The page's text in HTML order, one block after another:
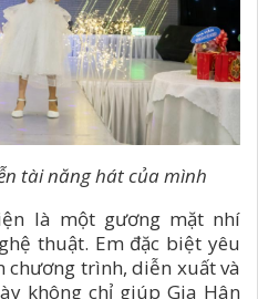
tài năng hát của mình
là một gương mặt nhí
thuật. Em đặc biệt yêu
chương trình, diễn xuất và
không chỉ giúp Gia Hân